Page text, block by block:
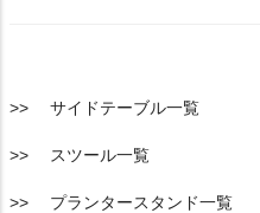
>> サイドテーブル一覧
>> スツール一覧
>> プランタースタンド一覧